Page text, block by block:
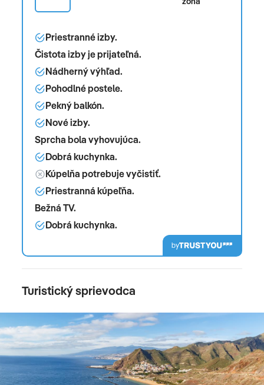
Priestranné izby.
Čistota izby je prijateľná.
Nádherný výhľad.
Pohodlné postele.
Pekný balkón.
Nové izby.
Sprcha bola vyhovujúca.
Dobrá kuchynka.
Kúpelňa potrebuje vyčistiť.
Priestranná kúpeľňa.
Bežná TV.
Dobrá kuchynka.
by
Turistický sprievodca